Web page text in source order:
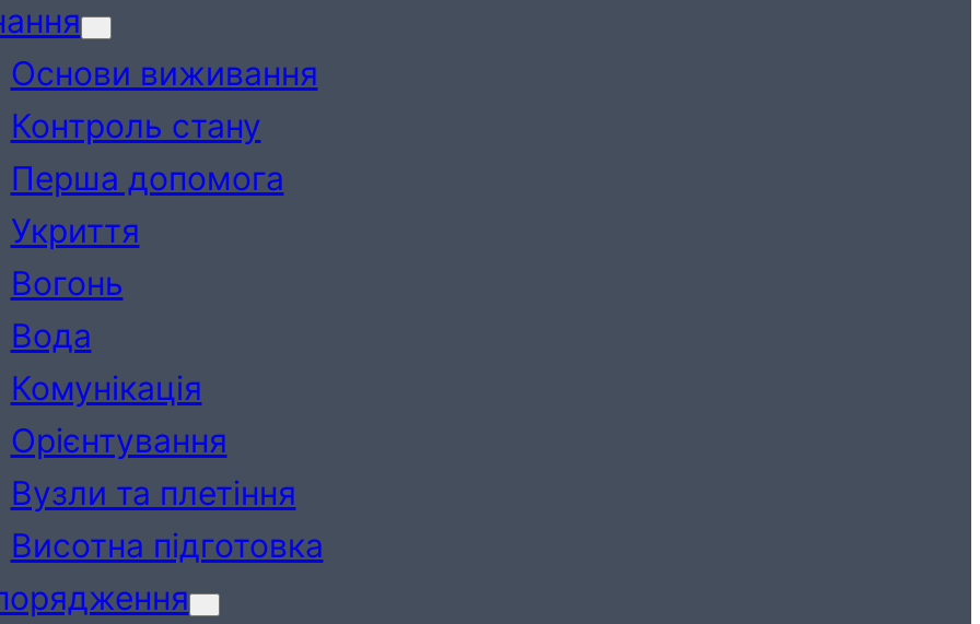
Основи виживання
Контроль стану
Перша допомога
Укриття
Вогонь
Вода
Комунікація
Орієнтування
Вузли та плетіння
Висотна підготовка